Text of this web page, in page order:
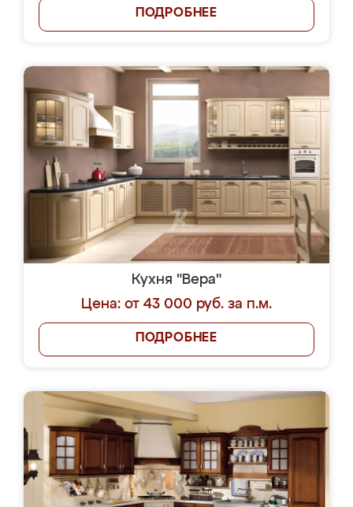
ПОДРОБНЕЕ
Кухня "Вера"
Цена: от 43 000 руб. за п.м.
ПОДРОБНЕЕ